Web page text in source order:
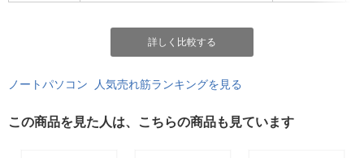
詳しく比較する
ノートパソコン 人気売れ筋ランキングを見る
この商品を見た人は、こちらの商品も見ています